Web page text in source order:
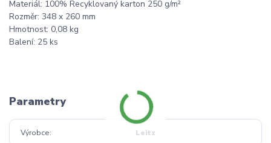
Materiál: 100% Recyklovaný karton 250 g/m²
Rozměr: 348 x 260 mm
Hmotnost: 0,08 kg
Balení: 25 ks
Parametry
Výrobce Leitz